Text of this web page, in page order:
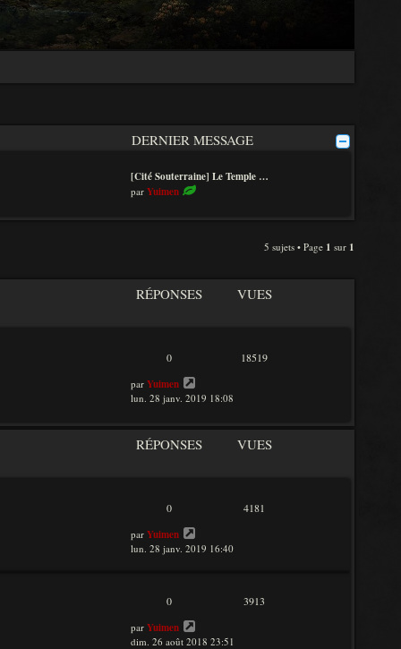
DERNIER MESSAGE
[Cité Souterraine] Le Temple …
par Yuimen
e
r
s
g
e
5 sujets • Page 1 sur 1
RÉPONSES VUES
0 18519
par Yuimen
lun. 28 janv. 2019 18:08
RÉPONSES VUES
0 4181
par Yuimen
lun. 28 janv. 2019 16:40
0 3913
par Yuimen
dim. 26 août 2018 23:51